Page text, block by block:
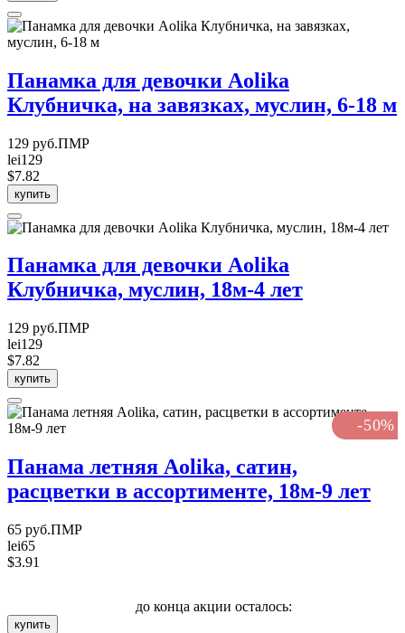
Панамка для девочки Aolika
Клубничка, на завязках, муслин, 6-18 м
129 руб.ПМР
lei129
$7.82
купить
Панамка для девочки Aolika
Клубничка, муслин, 18м-4 лет
129 руб.ПМР
lei129
$7.82
купить
-50%
Панама летняя Aolika, сатин,
расцветки в ассортименте, 18м-9 лет
65 руб.ПМР
lei65
$3.91
до конца акции осталось:
купить